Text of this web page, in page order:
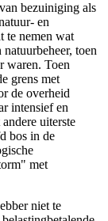
bezuiniging als
en
te nemen wat
toen
waren. Toen
grens met
de overheid
intensief en
uiterste
bos in de
met
niet te